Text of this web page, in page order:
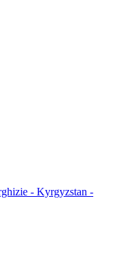
- Kyrgyzstan -